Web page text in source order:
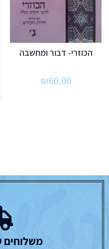
הכוזרי- דבור ומחשבה
₪60.00
משלוחים